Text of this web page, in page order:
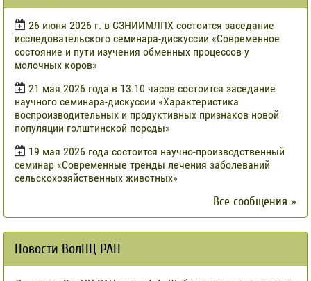
​26 июня 2026 г. в СЗНИИМЛПХ состоится заседание
исследовательского семинара-дискуссии «Современное
состояние и пути изучения обменных процессов у
молочных коров»
21 мая 2026 года в 13.10 часов состоится заседание
научного семинара-дискуссии «Характеристика
воспроизводительных и продуктивных признаков новой
популяции голштинской породы»
19 мая 2026 года состоится научно-производственный
семинар «Современные тренды лечения заболеваний
сельскохозяйственных животных»
Все сообщения »
Новости ВолНЦ РАН